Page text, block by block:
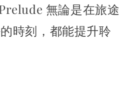
無論是在旅途
時刻，都能提升聆